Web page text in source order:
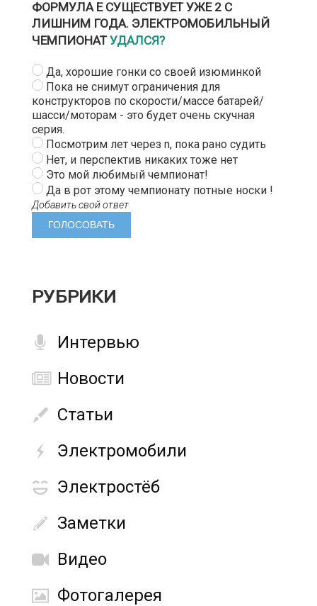
ФОРМУЛА Е СУЩЕСТВУЕТ УЖЕ 2 С
ЛИШНИМ ГОДА. ЭЛЕКТРОМОБИЛЬНЫЙ
ЧЕМПИОНАТУДАЛСЯ?
Да, хорошие гонки со своей изюминкой
Пока не снимут ограничения для
конструкторов по скорости/массе батарей/
шасси/моторам - это будет очень скучная
серия.
Посмотрим лет через n, пока рано судить
Нет, и перспектив никаких тоже нет
Это мой любимый чемпионат!
Да в рот этому чемпионату потные носки !
Добавить свой ответ
РУБРИКИ
Интервью
Новости
Статьи
Электромобили
Электростёб
Заметки
Видео
Фотогалерея